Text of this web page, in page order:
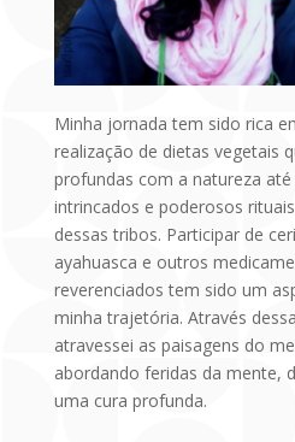
Minha jornada tem sido rica
realização de dietas vegetais
profundas com a natureza
intrincados e poderosos
dessas tribos. Participar de
ayahuasca e outros
reverenciados tem sido um
minha trajetória. Através
atravessei as paisagens do
abordando feridas da mente,
uma cura profunda.